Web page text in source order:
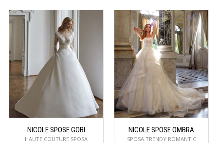
NICOLE SPOSE GOBI
HAUTE COUTURE SPOSA
NICOLE SPOSE OMBRA
SPOSA TRENDY ROMANTIC